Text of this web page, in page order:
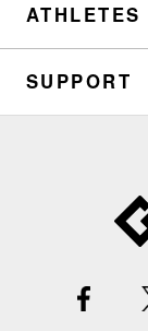
ATHLETES
SUPPORT